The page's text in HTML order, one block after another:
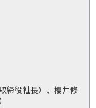
▽
締役社長）、櫻井修